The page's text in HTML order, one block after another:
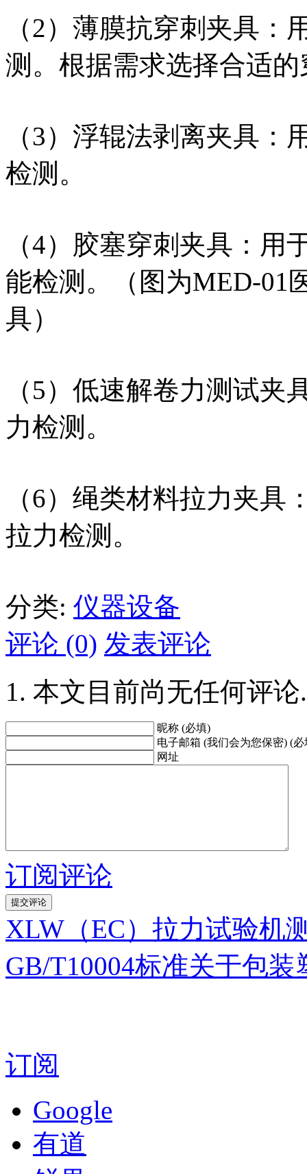
（2）薄膜抗穿刺夹具
测。根据需求选择合适
（3）浮辊法剥离夹具
检测。
（4）胶塞穿刺夹具：
能检测。（图为MED-01
具）
（5）低速解卷力测试
力检测。
（6）绳类材料拉力夹
拉力检测。
分类: 仪器设备
评论 (0) 发表评论
本文目前尚无任何评论.
昵称 (必填)
电子邮箱 (我们会为您保密) (必
网址
订阅评论
XLW（EC）拉力试验机
GB/T10004标准关于包
订阅
Google
有道